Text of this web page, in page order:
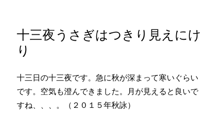
十三夜うさぎはつきり見えにけ
り
十三日の十三夜です。急に秋が深まって寒いぐらい
です。空気も澄んできました。月が見えると良いで
すね、、、。（２０１５年秋詠）